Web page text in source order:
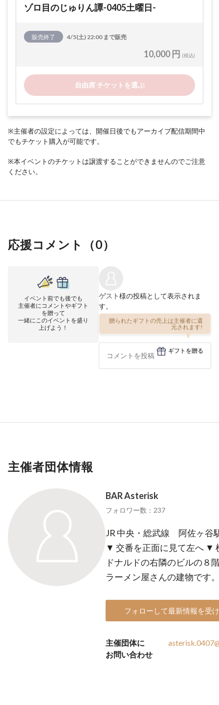
ゾロ目のじゅりん譚-0405土曜日-
販売終了 4/5(土) 22:00 まで販売
10,000 円 (税込)
自由席 チケットを選ぶ
※主催者の設定によっては、開催日後でもアーカイブ配信期間中
でもチケット購入が可能です。
※本イベントのチケットは譲渡することができませんのでご注意
ください。
応援コメント（0）
イベント前でも後でも
主催者にコメントやギフト
を贈って
一緒にこのイベントを盛り
上げよう！
ゲスト様の投稿として表示されま
す。
贈られたギフトの売上は主催者に還
元されます!
ギフトを贈る
主催者団体情報
BAR Asterisk
フォロワー数：237
JR 中央・総武線 阿佐ヶ谷
▼ 交番を正面に見て左へ ▼
ドナルドの右隣のビルの８
ラーメン屋さんの建物です
フォローして最新情報を受
主催団体に
お問い合わせ